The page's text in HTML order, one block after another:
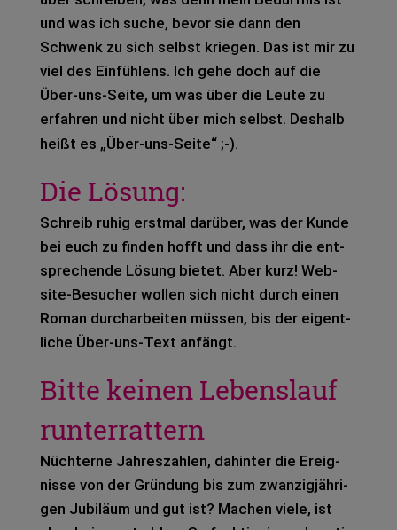
und was ich suche, bevor sie dann den
Schwenk zu sich selbst krie­gen. Das ist mir zu
viel des Ein­füh­lens. Ich gehe doch auf die
Über-uns-Seite, um was über die Leute zu
erfah­ren und nicht über mich selbst. Des­halb
heißt es „Über-uns-Seite“ ;-).
Die Lösung:
Schreib ruhig erst­mal dar­über, was der Kunde
bei euch zu fin­den hofft und dass ihr die ent­
spre­chen­de Lösung bie­tet. Aber kurz! Web­
site-Besu­cher wol­len sich nicht durch einen
Roman durch­ar­bei­ten müs­sen, bis der eigent­
li­che Über-uns-Text anfängt.
Bitte keinen Lebenslauf
runterrattern
Nüch­ter­ne Jah­res­zah­len, dahin­ter die Ereig­
nis­se von der Grün­dung bis zum zwan­zig­jäh­ri­
gen Jubi­lä­um und gut ist? Machen viele, ist